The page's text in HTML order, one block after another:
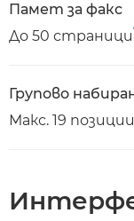
Памет за факс
До 50 страници
Групово
Макс. 19 позиции